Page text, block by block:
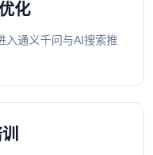
化
入通义千问与AI搜索推